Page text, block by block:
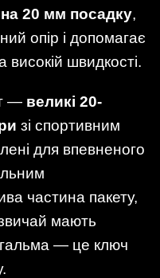
20 мм посадку,
опір і допомагає
високій швидкості.
— великі 20-
зі спортивним
для впевненого
частина пакету,
мають
гальма — це ключ